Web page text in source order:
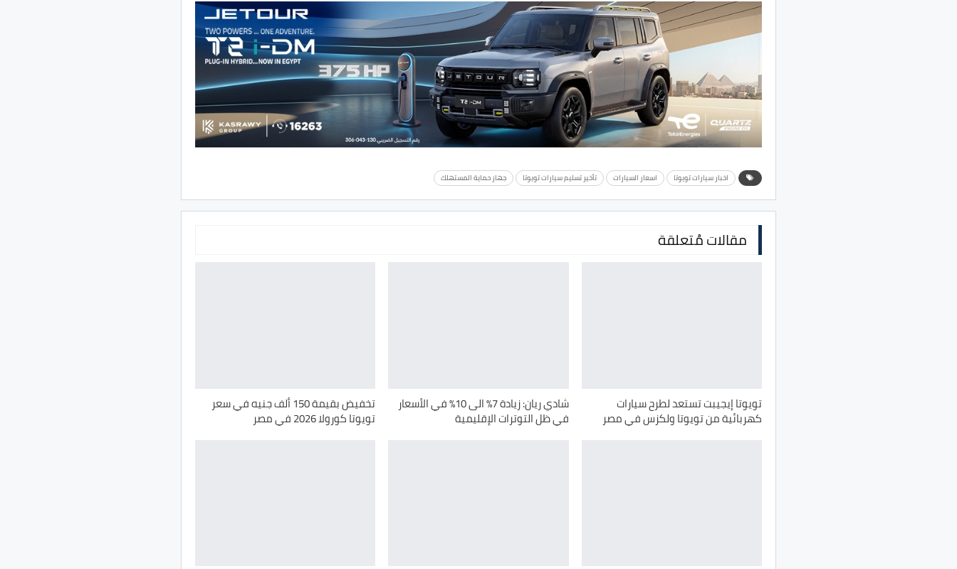
اخبار سيارات تويوتا اسعار السيارات تأخير تسليم سيارات تويوتا جهاز حماية المستهلك
مقالات مُتعلقة
تويوتا إيجيبت تستعد لطرح سيارات
كهربائية من تويوتا ولكزس في مصر
شادي ريان: زيادة 7% الى 10% في الأسعار
في ظل التوترات الإقليمية
تخفيض بقيمة 150 ألف جنيه في سعر
تويوتا كورولا 2026 في مصر